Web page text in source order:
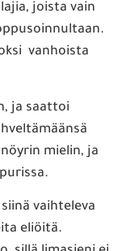
joista vain
vanhoista
ja saattoi
mielin, ja
vaihteleva
eliöitä.